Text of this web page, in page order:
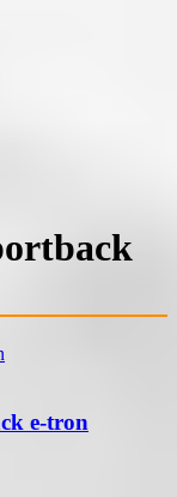
e-tron